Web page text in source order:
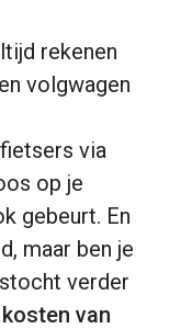
rekenen
volgwagen
via
op je
gebeurt. En
maar ben je
verder
van